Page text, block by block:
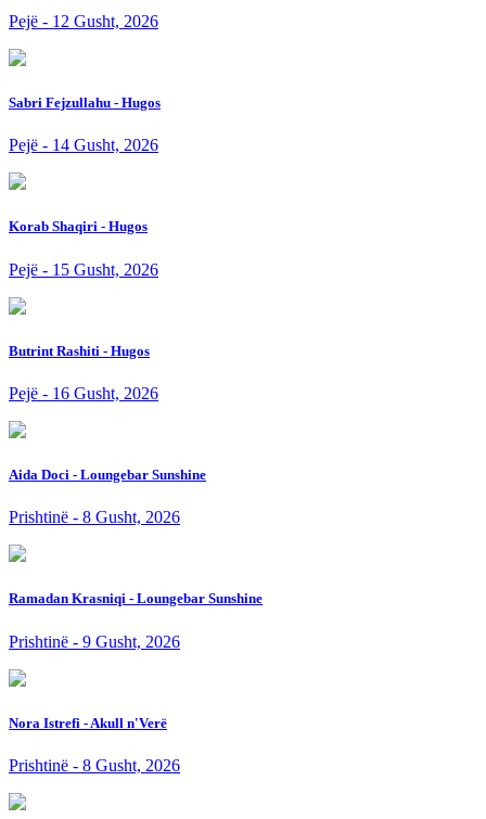
Pejë - 12 Gusht, 2026
Sabri Fejzullahu - Hugos
Pejë - 14 Gusht, 2026
Korab Shaqiri - Hugos
Pejë - 15 Gusht, 2026
Butrint Rashiti - Hugos
Pejë - 16 Gusht, 2026
Aida Doci - Loungebar Sunshine
Prishtinë - 8 Gusht, 2026
Ramadan Krasniqi - Loungebar Sunshine
Prishtinë - 9 Gusht, 2026
Nora Istrefi - Akull n'Verë
Prishtinë - 8 Gusht, 2026